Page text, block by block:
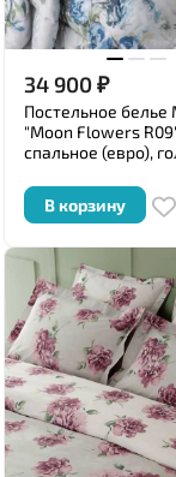
34 900₽
Постельное белье
"Moon Flowers
спальное (евро),
В корзину